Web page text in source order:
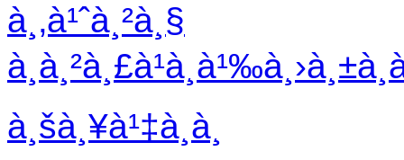
à¸‚à¹ˆà¸²à¸§
à¸šà¸¥à¹‡à¸­à¸